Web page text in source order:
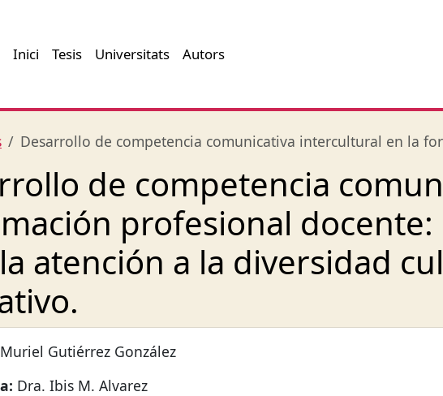
Inici Tesis Universitats Autors
Desarrollo de competencia comunicativa intercultural en la
de competencia
profesional
atención a la diversidad
Muriel Gutiérrez González
Dra. Ibis M. Alvarez